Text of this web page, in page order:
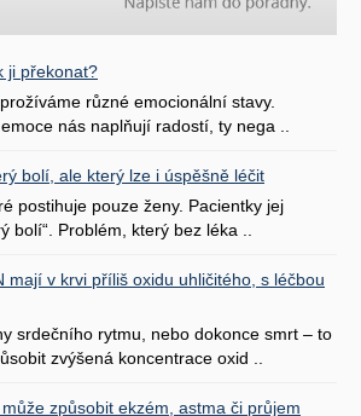
ji překonat?
různé emocionální stavy.
nás naplňují radostí, ty nega ..
bolí, ale který lze i úspěšně léčit
postihuje pouze ženy. Pacientky jej
bolí“. Problém, který bez léka ..
mají v krvi příliš oxidu uhličitého, s léčbou
srdečního rytmu, nebo dokonce smrt – to
zvýšená koncentrace oxid ..
způsobit ekzém, astma či průjem